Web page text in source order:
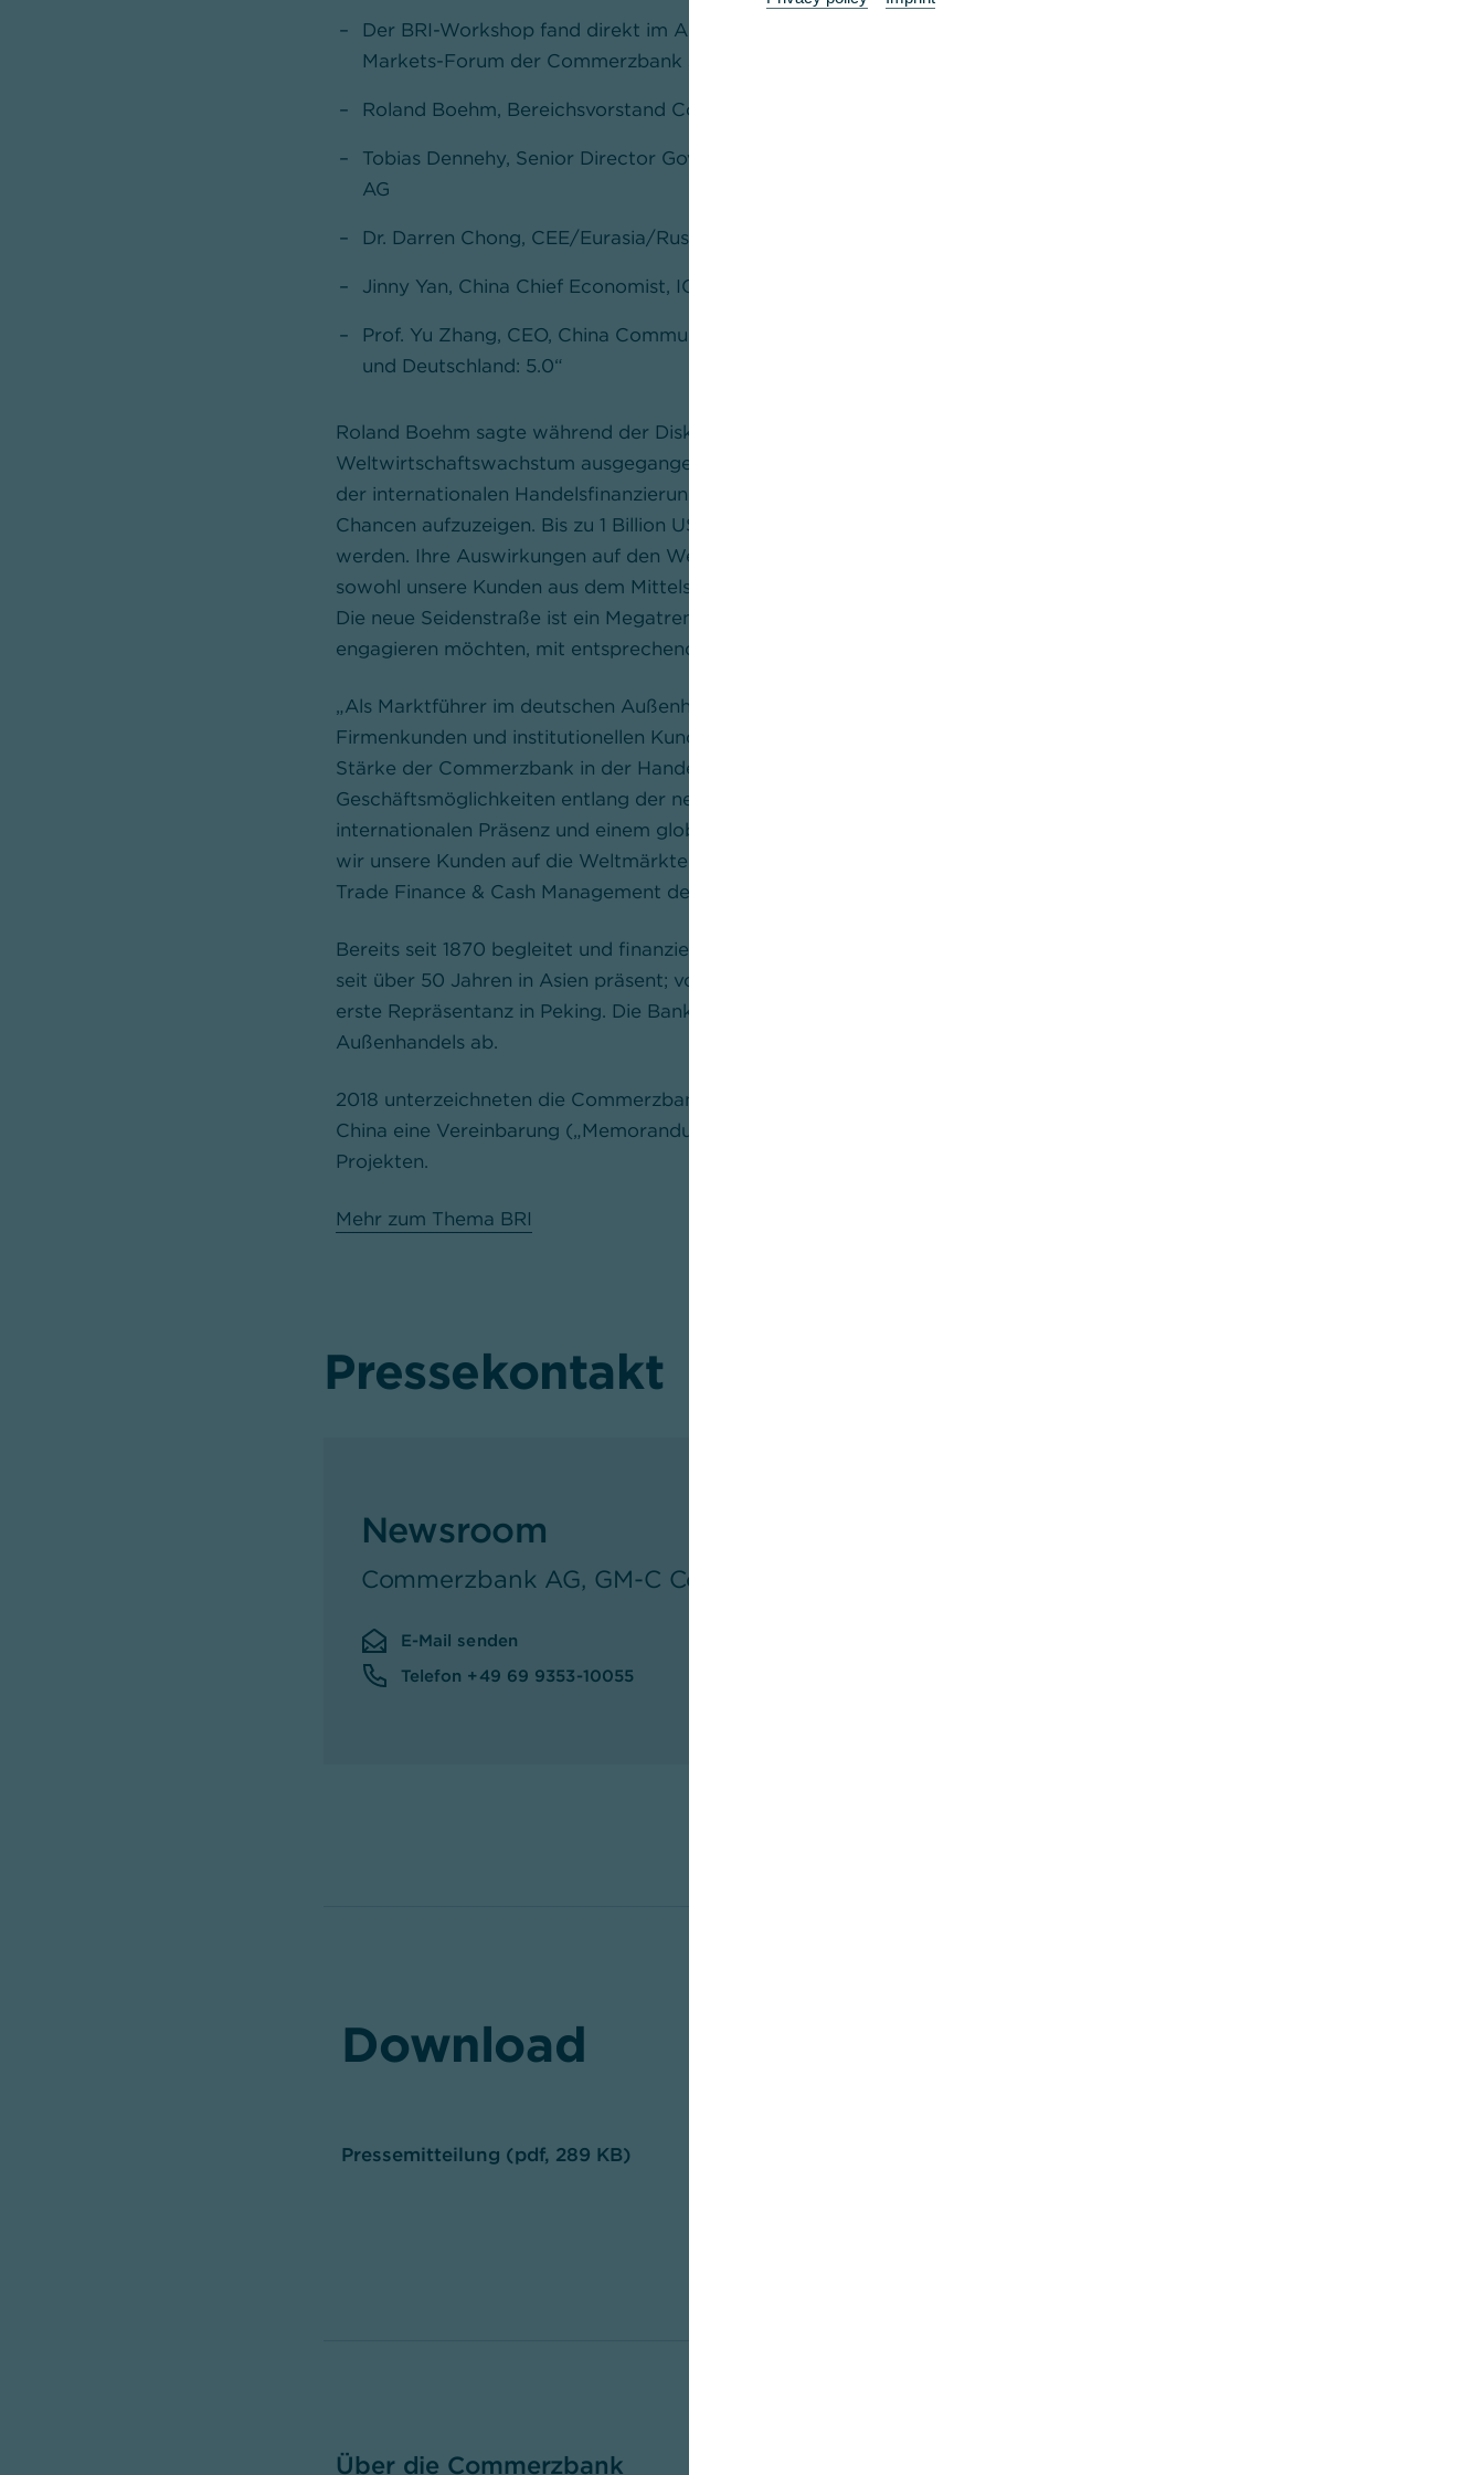
Der BRI-Workshop fand direkt im Anschluss an das Global-Economy-&-Capital-
Markets-Forum der Commerzbank statt. Auf dem Podium diskutierten:
Roland Boehm, Bereichsvorstand Corporates International, Commerzbank AG
Tobias Dennehy, Senior Director Government Affairs Asia/BRI Task Force, Siemens
AG
Dr. Darren Chong, CEE/Eurasia/Russia China Business Group Leader, PWC
Jinny Yan, China Chief Economist, ICBC Standard Bank
Prof. Yu Zhang, CEO, China Communications Holding, und Herausgeber von „China
und Deutschland: 5.0“
Roland Boehm sagte während der Diskussion: „Da von einem weiterhin verhaltenen
Weltwirtschaftswachs­tum ausgegangen wird, ist es unsere Aufgabe als Marktführer in
der internationalen Handelsfinanzierung, unsere Kunden zu informieren und ihnen
Chancen aufzuzeigen. Bis zu 1 Billion US-Dollar sollen in die neue Seidenstraße investiert
werden. Ihre Auswirkungen auf den Welthandel und den Finanzierungsmarkt be­treffen
sowohl unsere Kunden aus dem Mittelstand als auch aus dem multinationalen Umfeld.
Die neue Seidenstraße ist ein Megatrend und wir stehen allen Kunden, die sich dort
engagieren möchten, mit ent­sprechenden Dienstleistungen zur Seite.“
„Als Marktführer im deutschen Außenhandel begleiten und unterstützen wir unsere
Firmenkunden und institutionellen Kunden bei ihren Investitionsvorhaben im Ausland. Die
Stärke der Commerzbank in der Handelsfinanzierung wird unseren Kunden dabei helfen,
Geschäftsmöglichkeiten entlang der neuen Seidenstraße zu nutzen. Mit unserer
internationalen Präsenz und einem globalen Korrespondenzbankennetzwerk begleiten
wir unsere Kunden auf die Weltmärkte“, sagte Nikolaus Giesbert, Bereichsvorstand
Trade Finance & Cash Management der Commerzbank.
Bereits seit 1870 begleitet und finanziert die Commerzbank den Welthandel. Die Bank ist
seit über 50 Jahren in Asien präsent; vor mehr als drei Jahrzehnten eröffnete sie ihre
erste Repräsentanz in Peking. Die Bank wickelt rund 30 Prozent des deutschen
Außenhandels ab.
2018 unterzeichneten die Commerzbank und die Industrial and Commercial Bank of
China eine Vereinba­rung („Memorandum of Understanding“) zur Unterstützung von BRI-
Projekten.
Mehr zum Thema BRI
Pressekontakt
Newsroom
Commerzbank AG, GM-C Corporate Communications
E-Mail senden
Telefon +49 69 9353-10055
Download
Pressemitteilung (pdf, 289 KB)
Über die Commerzbank